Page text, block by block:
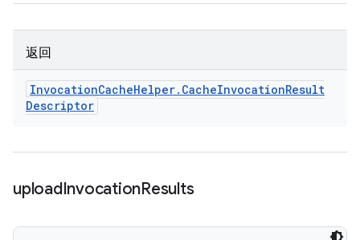
返回
InvocationCacheHelper. CacheInvocationResult
Descriptor
uploadInvocationResults